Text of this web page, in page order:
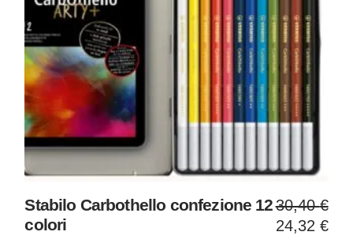
Stabilo Carbothello confezione 12
colori
30,40€
Il
prezzo
24,32 €
Il
prezzo
attuale